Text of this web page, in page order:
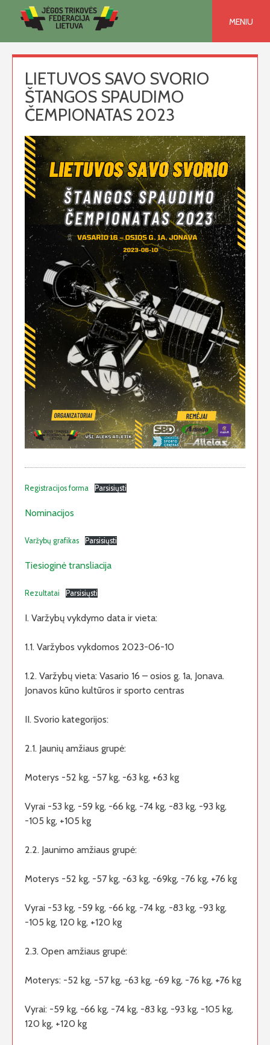
MENIU
LIETUVOS SAVO SVORIO
ŠTANGOS SPAUDIMO
ČEMPIONATAS 2023
Registracijos forma Parsisiųsti
Nominacijos
Varžybų grafikas Parsisiųsti
Tiesioginė transliacija
Rezultatai Parsisiųsti
I. Varžybų vykdymo data ir vieta:
1.1. Varžybos vykdomos 2023-06-10
1.2. Varžybų vieta: Vasario 16 – osios g. 1a, Jonava.
Jonavos kūno kultūros ir sporto centras
II. Svorio kategorijos:
2.1. Jaunių amžiaus grupė:
Moterys -52 kg, -57 kg, -63 kg, +63 kg
Vyrai -53 kg, -59 kg, -66 kg, -74 kg, -83 kg, -93 kg,
-105 kg, +105 kg
2.2. Jaunimo amžiaus grupė:
Moterys -52 kg, -57 kg, -63 kg, -69kg, -76 kg, +76 kg
Vyrai -53 kg, -59 kg, -66 kg, -74 kg, -83 kg, -93 kg,
-105 kg, 120 kg, +120 kg
2.3. Open amžiaus grupė:
Moterys: -52 kg, -57 kg, -63 kg, -69 kg, -76 kg, +76 kg
Vyrai: -59 kg, -66 kg, -74 kg, -83 kg, -93 kg, -105 kg,
120 kg, +120 kg